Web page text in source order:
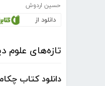
حسین اردوش
دانلود از
تازه‌های علوم
دانلود کتاب